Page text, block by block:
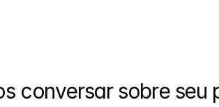
conversar sobre seu